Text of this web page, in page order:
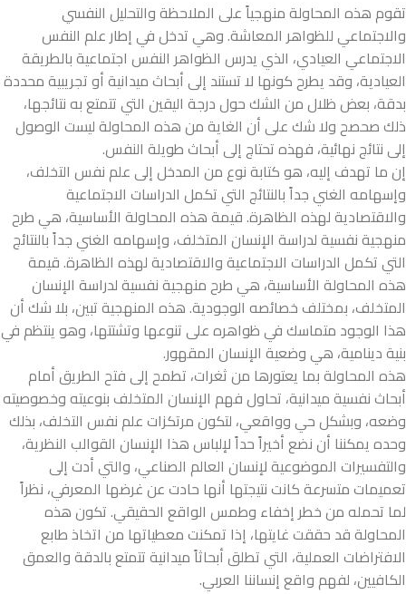
تقوم هذه المحاولة منهجياً على الملاحظة والتحليل النفسي
والاجتماعي للظواهر المعاشة. وهي تدخل في إطار علم النفس
الاجتماعي العيادي، الذي يدرس الظواهر النفس اجتماعية بالطريقة
العيادية، وقد يطرح كونها لا تستند إلى أبحاث ميدانية أو تجريبية محددة
بدقة، بعض ظلال من الشك حول درجة اليقين التي تتمتع به نتائجها،
ذلك صحصح ولا شك على أن الغاية من هذه المحاولة ليست الوصول
إلى نتائج نهائية، فهذه تحتاج إلى أبحاث طويلة النفس.
إن ما تهدف إليه، هو كتابة نوع من المدخل إلى علم نفس التخلف،
وإسهامه الغني جداً بالنتائج التي تكمل الدراسات الاجتماعية
والاقتصادية لهذه الظاهرة. قيمة هذه المحاولة الأساسية، هي طرح
منهجية نفسية لدراسة الإنسان المتخلف، وإسهامه الغني جداً بالنتائج
التي تكمل الدراسات الاجتماعية والاقتصادية لهذه الظاهرة. قيمة
هذه المحاولة الأساسية، هي طرح منهجية نفسية لدراسة الإنسان
المتخلف، بمختلف خصائصه الوجودية. هذه المنهجية تبين، بلا شك أن
هذا الوجود متماسك في ظواهره على تنوعها وتشتتها، وهو ينتظم في
بنية دينامية، هي وضعية الإنسان المقهور.
هذه المحاولة بما يعتورها من ثغرات، تطمح إلى فتح الطريق أمام
أبحاث نفسية ميدانية، تحاول فهم الإنسان المتخلف بنوعيته وخصوصيته
وضعه، وبشكل حي وواقعي، لتكون مرتكزات علم نفس التخلف، بذلك
وحده يمكننا أن نضع أخيراً حداً لإلباس هذا الإنسان القوالب النظرية،
والتفسيرات الموضوعية لإنسان العالم الصناعي، والتي أدت إلى
تعميمات متسرعة كانت نتيجتها أنها حادت عن غرضها المعرفي، نظراً
لما تحمله من خطر إخفاء وطمس الواقع الحقيقي. تكون هذه
المحاولة قد حققت غايتها، إذا تمكنت معطياتها من اتخاذ طابع
الافتراضات العملية، التي تطلق أبحاثاً ميدانية تتمتع بالدقة والعمق
الكافيين، لفهم واقع إنساننا العربي.